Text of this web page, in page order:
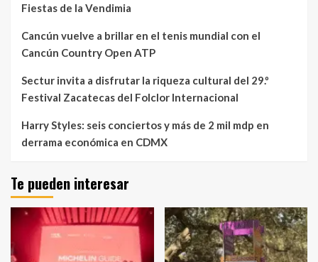
Fiestas de la Vendimia
Cancún vuelve a brillar en el tenis mundial con el
Cancún Country Open ATP
Sectur invita a disfrutar la riqueza cultural del 29.º
Festival Zacatecas del Folclor Internacional
Harry Styles: seis conciertos y más de 2 mil mdp en
derrama económica en CDMX
Te pueden interesar